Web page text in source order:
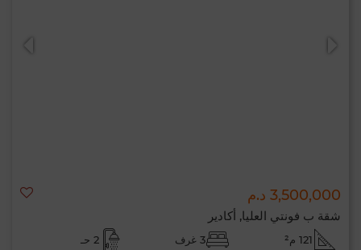
3,500,000 د.م
شقة ب فونتي العليا, أكادير
121 م² 3 غرف 2 حـ